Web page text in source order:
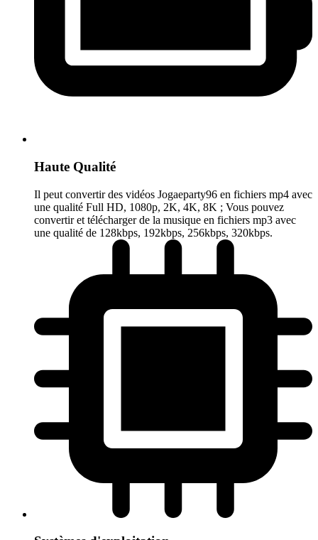
Haute Qualité
Il peut convertir des vidéos Jogaeparty96 en fichiers mp4 avec
une qualité Full HD, 1080p, 2K, 4K, 8K ; Vous pouvez
convertir et télécharger de la musique en fichiers mp3 avec
une qualité de 128kbps, 192kbps, 256kbps, 320kbps.